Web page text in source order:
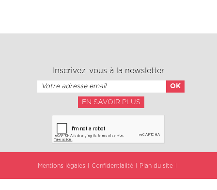
Inscrivez-vous à la newsletter
EN SAVOIR PLUS
Mentions légales Confidentialité Plan du site